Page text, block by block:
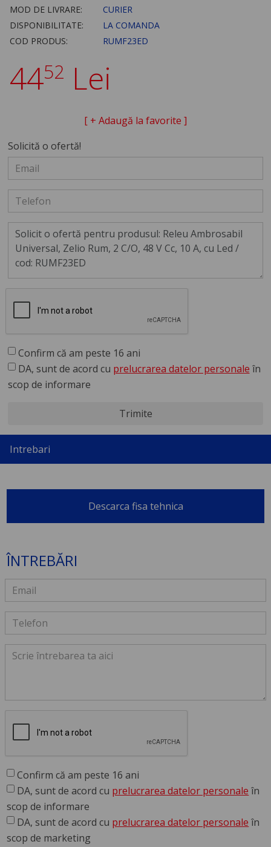
MOD DE LIVRARE:
CURIER
DISPONIBILITATE:
LA COMANDA
COD PRODUS:
RUMF23ED
4452 Lei
[ + Adaugă la favorite ]
Solicită o ofertă!
Confirm că am peste 16 ani
DA, sunt de acord cu prelucrarea datelor personale în
scop de informare
Trimite
Intrebari
Descarca fisa tehnica
ÎNTREBĂRI
Confirm că am peste 16 ani
DA, sunt de acord cu prelucrarea datelor personale în
scop de informare
DA, sunt de acord cu prelucrarea datelor personale în
scop de marketing